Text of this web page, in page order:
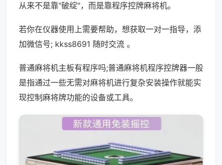
从来不是靠"破绽"，而是靠程序控牌麻将机。
若你在仪器使用上需要帮助，想获取一对一指导，添
加微信号; kkss8691 随时交流 。
普通麻将机主板有程序吗;普通麻将机程序控牌器一般
是指通过一些无需对麻将机进行复杂安装操作就能实
现控制麻将牌功能的设备或工具。